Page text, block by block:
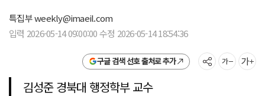
특집부weekly@imaeil.com
입력 2026-05-14 09:00:00 수정 2026-05-14 18:54:36
구글 검색 선호 출처로 추가
김성준 경북대 행정학부 교수